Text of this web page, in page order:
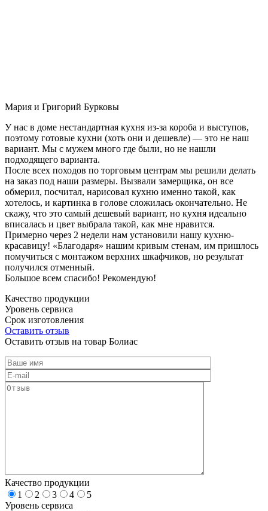
Мария и Григорий Бурковы
У нас в доме нестандартная кухня из-за короба и выступов,
поэтому готовые кухни (хоть они и дешевле) — это не наш
вариант. Мы с мужем много где были, но не нашли
подходящего варианта.
После всех походов по торговым центрам мы решили делать
на заказ под наши размеры. Вызвали замерщика, он все
обмерил, посчитал, нарисовал кухню именно такой, как
хотелось, и картинка в голове сложилась окончательно. Не
скажу, что это самый дешевый вариант, но кухня идеально
вписалась и цвет выбрала такой, как мне нравится.
Примерно через 2 недели нам установили нашу кухню-
красавицу! «Благодаря» нашим кривым стенам, им пришлось
помучиться с монтажом верхних шкафчиков, но результат
получился отменный.
Большое всем спасибо! Рекомендую!
Качество продукции
Уровень сервиса
Срок изготовления
Оставить отзыв
Оставить отзыв на товар Болиас
Качество продукции
1
2 3 4
5
Уровень сервиса